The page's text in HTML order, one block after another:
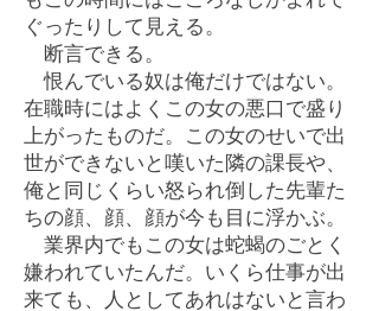
ぐったりして見える。
断言できる。
恨んでいる奴は俺だけではない。
在職時にはよくこの女の悪口で盛り
上がったものだ。この女のせいで出
世ができないと嘆いた隣の課長や、
俺と同じくらい怒られ倒した先輩た
ちの顔、顔、顔が今も目に浮かぶ。
業界内でもこの女は蛇蝎のごとく
嫌われていたんだ。いくら仕事が出
来ても、人としてあれはないと言わ